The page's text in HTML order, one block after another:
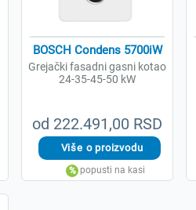
od 222.491,00 RSD
BOSCH Condens 5700iW
Grejački fasadni gasni kotao
24-35-45-50 kW